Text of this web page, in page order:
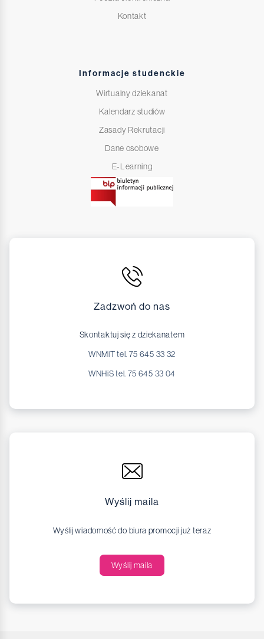
Kontakt
Informacje studenckie
Wirtualny dziekanat
Kalendarz studiów
Zasady Rekrutacji
Dane osobowe
E-Learning
Zadzwoń do nas
Skontaktuj się z dziekanatem
WNMiT tel. 75 645 33 32
WNHiS tel. 75 645 33 04
Wyślij maila
Wyślij wiadomość do biura promocji już teraz
Wyślij maila